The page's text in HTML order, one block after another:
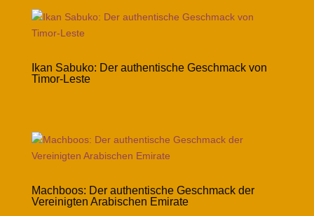
Ikan Sabuko: Der authentische Geschmack von
Timor-Leste
Machboos: Der authentische Geschmack der
Vereinigten Arabischen Emirate